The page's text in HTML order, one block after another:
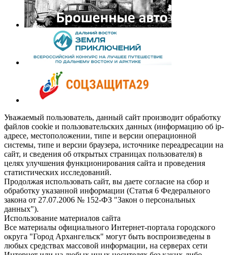
Уважаемый пользователь, данный сайт производит обработку
файлов cookie и пользовательских данных (информацию об ip-
адресе, местоположении, типе и версии операционной
системы, типе и версии браузера, источнике переадресации на
сайт, и сведения об открытых страницах пользователя) в
целях улучшения функционирования сайта и проведения
статистических исследований.
Продолжая использовать сайт, вы даете согласие на сбор и
обработку указанной информации (Статья 6 Федерального
закона от 27.07.2006 № 152-ФЗ "Закон о персональных
данных").
Использование материалов сайта
Все материалы официального Интернет-портала городского
округа "Город Архангельск" могут быть воспроизведены в
любых средствах массовой информации, на серверах сети